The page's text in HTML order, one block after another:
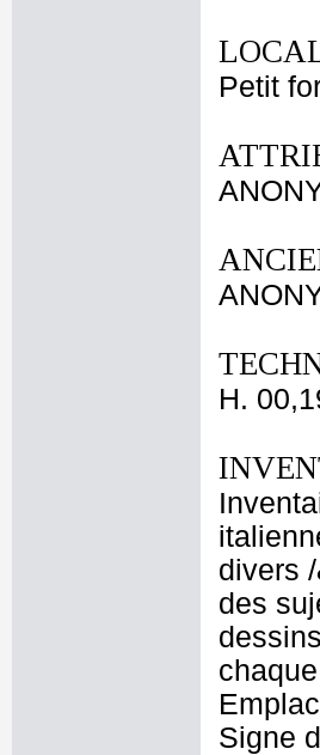
Petit
H.
divers
des
Signe